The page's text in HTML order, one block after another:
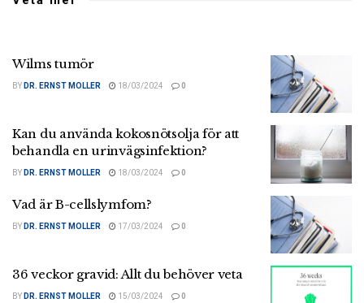
Wilms tumör
BY DR. ERNST MOLLER 18/03/2024 0
Kan du använda kokosnötsolja för att
behandla en urinvägsinfektion?
BY DR. ERNST MOLLER 18/03/2024 0
Vad är B-cellslymfom?
BY DR. ERNST MOLLER 17/03/2024 0
36 veckor gravid: Allt du behöver veta
BY DR. ERNST MOLLER 15/03/2024 0